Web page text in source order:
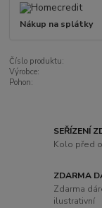
Nákup na splátky
Číslo produktu:
Výrobce:
Pohon:
SEŘÍZENÍ
Kolo před
ZDARMA
Zdarma
ilustrativní